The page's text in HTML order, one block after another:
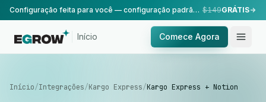
Configuração feita para você — configuração padrão, realizada pela nossa equipe. $149GRÁTIS
Início Comece Agora
Início/Integrações/Kargo Express/Kargo Express + Notion